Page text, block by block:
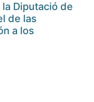
Diputació de
de las
a los